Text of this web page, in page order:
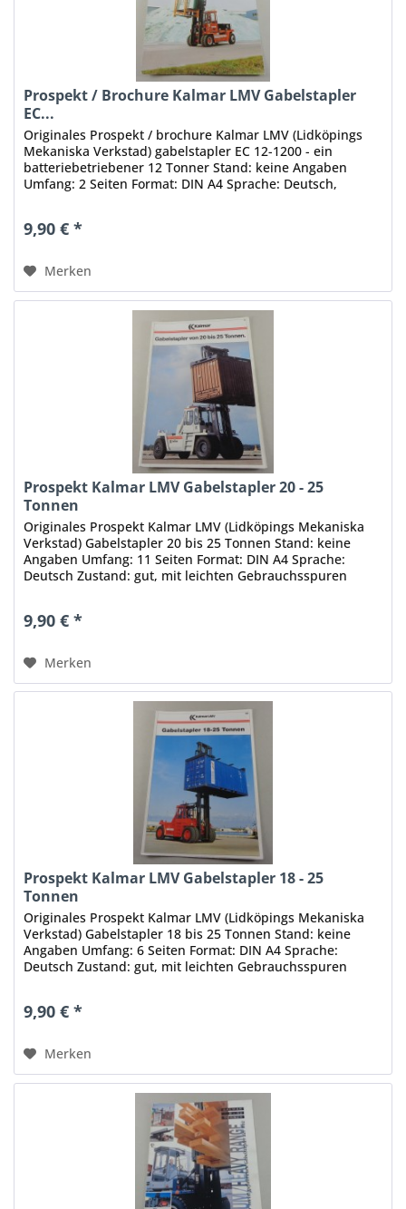
Prospekt / Brochure Kalmar LMV Gabelstapler
EC...
Originales Prospekt / brochure Kalmar LMV (Lidköpings
Mekaniska Verkstad) gabelstapler EC 12-1200 - ein
batteriebetriebener 12 Tonner Stand: keine Angaben
Umfang: 2 Seiten Format: DIN A4 Sprache: Deutsch,
9,90 € *
Merken
Prospekt Kalmar LMV Gabelstapler 20 - 25
Tonnen
Originales Prospekt Kalmar LMV (Lidköpings Mekaniska
Verkstad) Gabelstapler 20 bis 25 Tonnen Stand: keine
Angaben Umfang: 11 Seiten Format: DIN A4 Sprache:
Deutsch Zustand: gut, mit leichten Gebrauchsspuren
9,90 € *
Merken
Prospekt Kalmar LMV Gabelstapler 18 - 25
Tonnen
Originales Prospekt Kalmar LMV (Lidköpings Mekaniska
Verkstad) Gabelstapler 18 bis 25 Tonnen Stand: keine
Angaben Umfang: 6 Seiten Format: DIN A4 Sprache:
Deutsch Zustand: gut, mit leichten Gebrauchsspuren
9,90 € *
Merken